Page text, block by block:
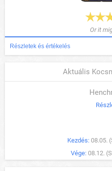
Or it
Részletek és értékelés
Aktuális
Kezdés: 08.05.
Vége: 08.12.